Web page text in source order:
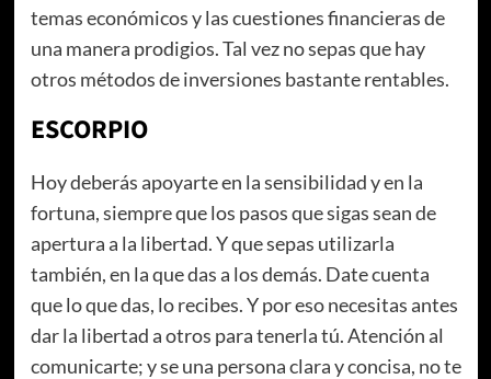
temas económicos y las cuestiones financieras de
una manera prodigios. Tal vez no sepas que hay
otros métodos de inversiones bastante rentables.
ESCORPIO
Hoy deberás apoyarte en la sensibilidad y en la
fortuna, siempre que los pasos que sigas sean de
apertura a la libertad. Y que sepas utilizarla
también, en la que das a los demás. Date cuenta
que lo que das, lo recibes. Y por eso necesitas antes
dar la libertad a otros para tenerla tú. Atención al
comunicarte; y se una persona clara y concisa, no te